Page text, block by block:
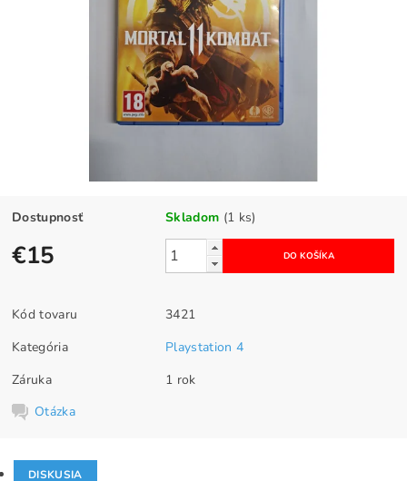
Dostupnosť Skladom (1 ks)
€15
Kód tovaru
3421
Kategória
Playstation 4
Záruka
1 rok
Otázka
DISKUSIA